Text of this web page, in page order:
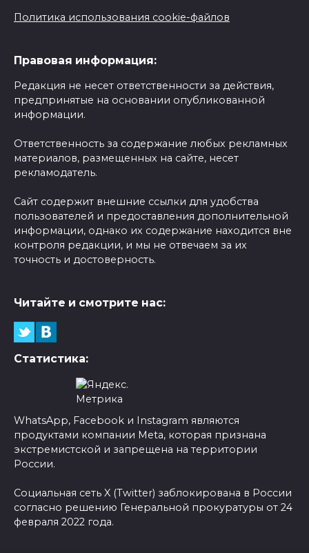
Политика использования cookie-файлов
Правовая информация:
Редакция не несет ответственности за действия,
предпринятые на основании опубликованной
информации.
Ответственность за содержание любых рекламных
материалов, размещенных на сайте, несет
рекламодатель.
Сайт содержит внешние ссылки для удобства
пользователей и предоставления дополнительной
информации, однако их содержание находится вне
контроля редакции, и мы не отвечаем за их
точность и достоверность.
Читайте и смотрите нас:
Статистика:
WhatsApp, Facebook и Instagram являются
продуктами компании Meta, которая признана
экстремистской и запрещена на территории
России.
Социальная сеть X (Twitter) заблокирована в России
согласно решению Генеральной прокуратуры от 24
февраля 2022 года.